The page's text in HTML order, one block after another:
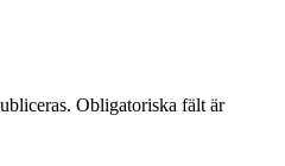
Obligatoriska fält är